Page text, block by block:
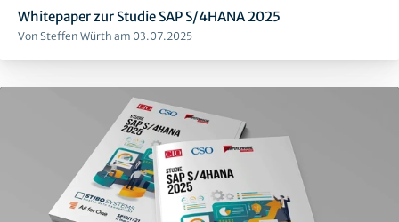
Whitepaper zur Studie SAP S/4HANA 2025
Von Steffen Würth am 03.07.2025